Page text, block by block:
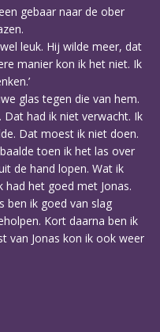
gebaar naar de ober
leuk. Hij wilde meer, dat
manier kon ik het niet. Ik
glas tegen die van hem.
had ik niet verwacht. Ik
Dat moest ik niet doen.
toen ik het las over
de hand lopen. Wat ik
had het goed met Jonas.
ben ik goed van slag
Kort daarna ben ik
van Jonas kon ik ook weer